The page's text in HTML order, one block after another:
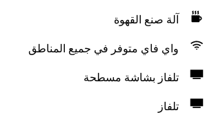
آلة صنع القهوة
واي فاي متوفر في جميع المناطق
تلفاز بشاشة مسطحة
تلفاز